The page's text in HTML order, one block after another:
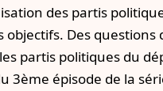
des partis
objectifs. Des
partis politiques du
3ème épisode de la